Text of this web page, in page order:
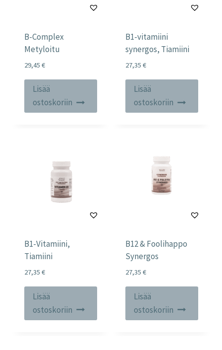
B-Complex
Metyloitu
29,45 €
Lisää
ostoskoriin
B1-vitamiini
synergos, Tiamiini
27,35 €
Lisää
ostoskoriin
B1-Vitamiini,
Tiamiini
27,35 €
Lisää
ostoskoriin
B12 & Foolihappo
Synergos
27,35 €
Lisää
ostoskoriin